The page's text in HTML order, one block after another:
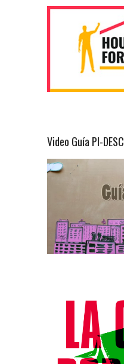
Video Guía PI-DESC